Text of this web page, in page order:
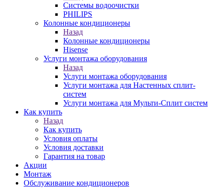
Системы водоочистки
PHILIPS
Колонные кондиционеры
Назад
Колонные кондиционеры
Hisense
Услуги монтажа оборудования
Назад
Услуги монтажа оборудования
Услуги монтажа для Настенных сплит-
систем
Услуги монтажа для Мульти-Сплит систем
Как купить
Назад
Как купить
Условия оплаты
Условия доставки
Гарантия на товар
Акции
Монтаж
Обслуживание кондиционеров